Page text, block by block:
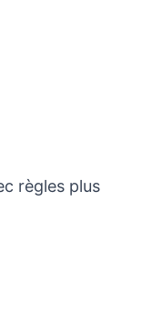
règles plus